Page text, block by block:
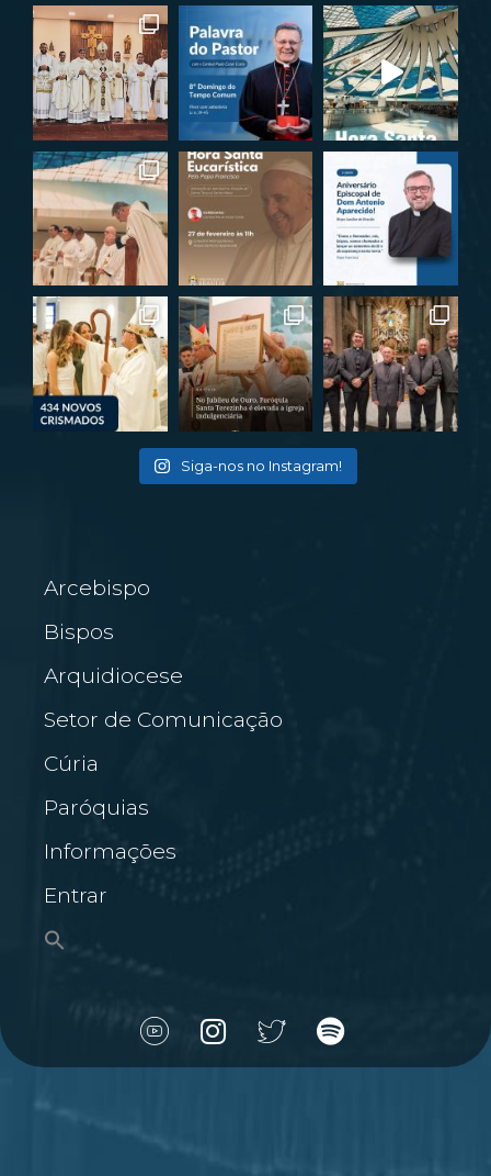
Siga-nos no Instagram!
Arcebispo
Bispos
Arquidiocese
Setor de Comunicação
Cúria
Paróquias
Informações
Entrar